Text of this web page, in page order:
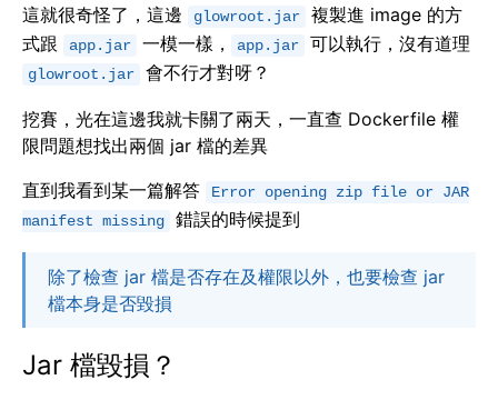
這就很奇怪了，這邊 glowroot.jar
複製進 image 的方
式跟
app.jar 一模一樣， app.jar 可以執行，沒有道理
glowroot.jar 會不行才對呀？
挖賽，光在這邊我就卡關了兩天，一直查 Dockerfile 權
限問題想找出兩個 jar 檔的差異
直到我看到某一篇解答
Error opening zip file or JAR
manifest missing
錯誤的時候提到
除了檢查 jar 檔是否存在及權限以外，也要檢查 jar
檔本身是否毀損
Jar 檔毀損？